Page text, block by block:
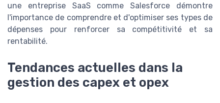
une entreprise SaaS comme Salesforce démontre
l'importance de comprendre et d'optimiser ses types de
dépenses pour renforcer sa compétitivité et sa
rentabilité.
Tendances actuelles dans la
gestion des capex et opex